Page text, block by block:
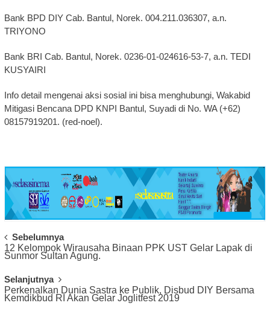
Bank BPD DIY Cab. Bantul, Norek. 004.211.036307, a.n.
TRIYONO
Bank BRI Cab. Bantul, Norek. 0236-01-024616-53-7, a.n. TEDI
KUSYAIRI
Info detail mengenai aksi sosial ini bisa menghubungi, Wakabid
Mitigasi Bencana DPD KNPI Bantul, Suyadi di No. WA (+62)
08157919201. (red-noel).
Post
Navigation
Sebelumnya
12 Kelompok Wirausaha Binaan PPK UST Gelar Lapak di
Sunmor Sultan Agung.
Selanjutnya
Perkenalkan Dunia Sastra ke Publik, Disbud DIY Bersama
Kemdikbud RI Akan Gelar Joglitfest 2019